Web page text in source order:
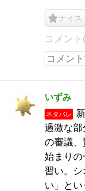
ナイス
コメント
いずみ
ネタバレ
過激な部
の審議、
始まりの
習い。
い」とい